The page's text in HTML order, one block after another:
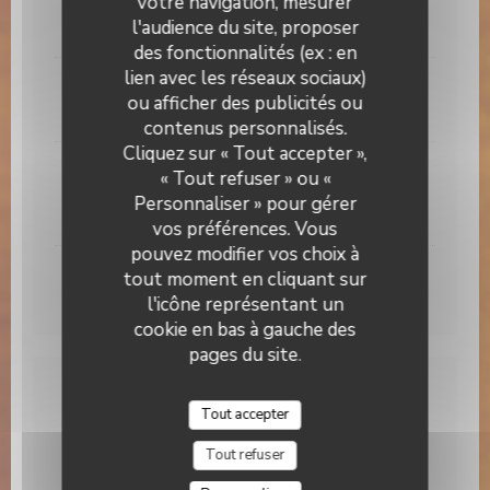
l'audience du site, proposer
des fonctionnalités (ex : en
lien avec les réseaux sociaux)
ou afficher des publicités ou
contenus personnalisés.
Cliquez sur « Tout accepter »,
« Tout refuser » ou «
Personnaliser » pour gérer
vos préférences. Vous
pouvez modifier vos choix à
tout moment en cliquant sur
l'icône représentant un
cookie en bas à gauche des
pages du site.
Tout accepter
Tout refuser
10,00 EUR
CITRON GIVRÉ, MOUSSE FROMAGE BLANC
8,00 EUR
MILLE-FEUILLES , CRÉMEUX CHOCOLAT, PRALINÉ
PISTACHE
8,00 EUR
GANACHE CHOCOLAT, RIZ SOUFFLE
9,00 EUR
BRUNCH
Brasserie Valma